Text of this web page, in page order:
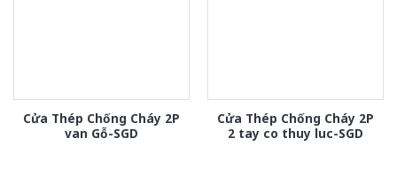
Cửa Thép Chống Cháy 2P
van Gỗ-SGD
Cửa Thép Chống Cháy 2P
2 tay co thuy luc-SGD